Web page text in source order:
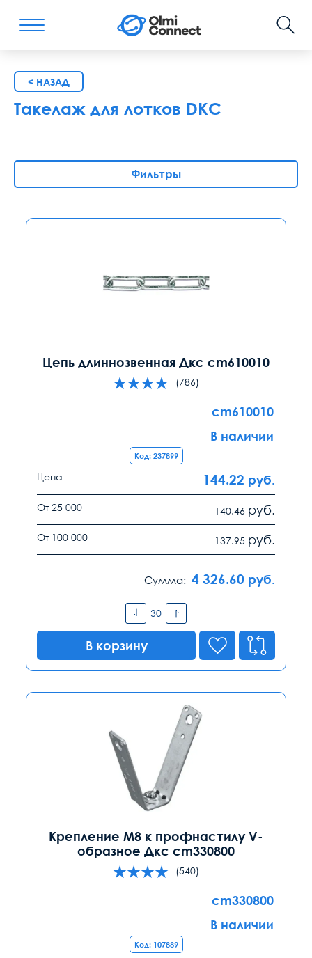
< НАЗАД
Такелаж для лотков DKC
Фильтры
Цепь длиннозвенная Дкс cm610010
(786)
cm610010
В наличии
Код: 237899
Цена 144.22 руб.
От 25 000 140.46 руб.
От 100 000 137.95 руб.
Сумма: 4 326.60 руб.
В корзину
Крепление М8 к профнастилу V-
образное Дкс cm330800
(540)
cm330800
В наличии
Код: 107889